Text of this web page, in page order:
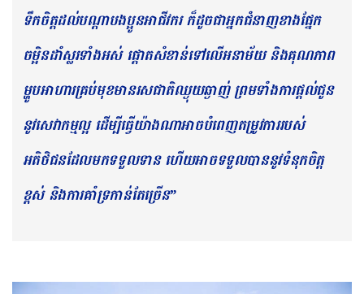
ទឹកចិត្តដល់បណ្តាបងប្អូនអាជីវករ ក៏ដូចជាអ្នកជំនាញខាងផ្នែក
ចម្អិនដាំស្លរទាំងអស់ ផ្តោតសំខាន់ទៅលើអនាម័យ និងគុណភាព
ម្ហូបអាហារគ្រប់មុខមានរសជាតិឈ្ងុយឆ្ងាញ់ ព្រមទាំងការផ្តល់ជូន
នូវសេវាកម្មល្អ ដើម្បីធ្វើយ៉ាងណាអាចបំពេញតម្រូវការរបស់
អតិថិជនដែលមកទទួលទាន ហើយអាចទទួលបាននូវទំនុកចិត្ត
ខ្ពស់ និងការគាំទ្រកាន់តែច្រើន”